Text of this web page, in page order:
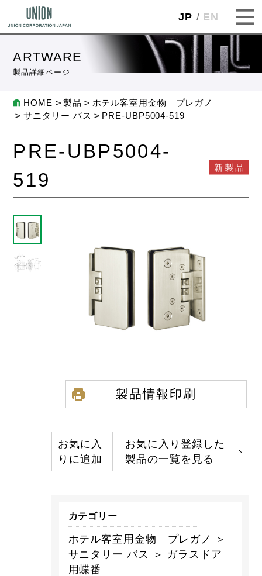
JP EN
ARTWARE
製品詳細ページ
HOME 製品
ホテル客室用金物 プレガノ
サニタリー バス
PRE-UBP5004-519
PRE-UBP5004-
519
新製品
製品情報印刷
お気に入
りに追加
お気に入り登録した
製品の一覧を見る
カテゴリー
ホテル客室用金物 プレガノ ＞
サニタリー バス ＞ ガラスドア
用蝶番